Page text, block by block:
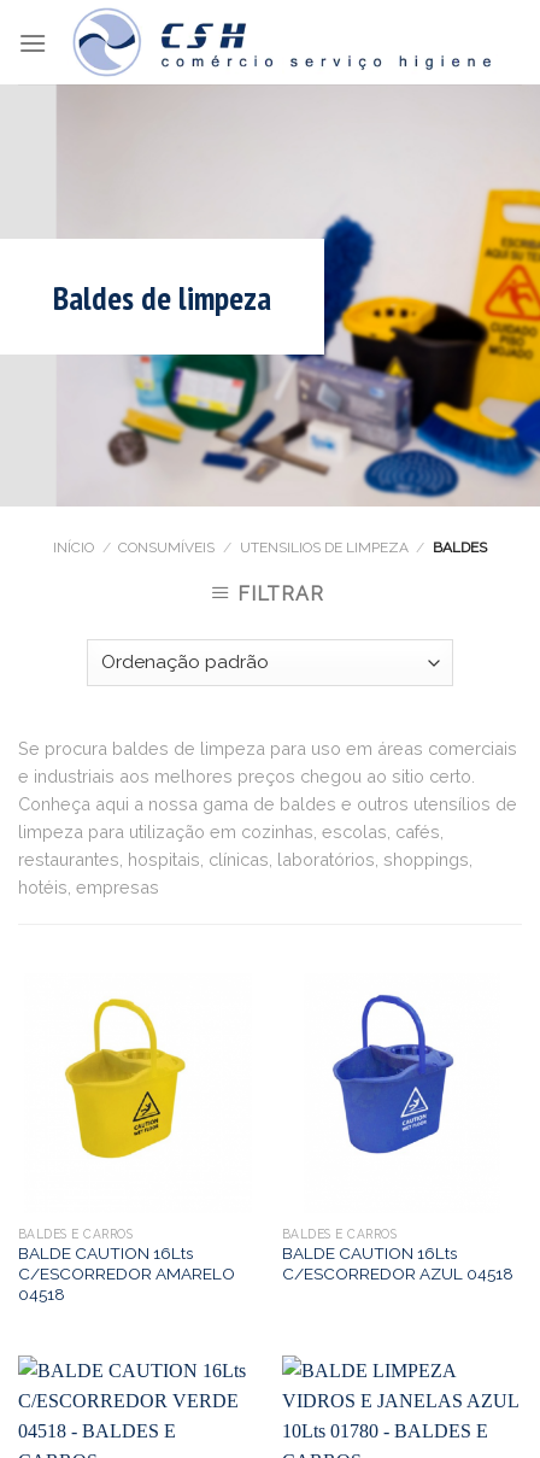
Baldes de limpeza
INÍCIO / CONSUMÍVEIS / UTENSILIOS DE LIMPEZA / BALDES
FILTRAR
Se procura baldes de limpeza para uso em áreas comerciais
e industriais aos melhores preços chegou ao sitio certo.
Conheça aqui a nossa gama de baldes e outros utensílios de
limpeza para utilização em cozinhas, escolas, cafés,
restaurantes, hospitais, clínicas, laboratórios, shoppings,
hotéis, empresas
BALDES E CARROS
BALDE CAUTION 16Lts
C/ESCORREDOR AMARELO
04518
BALDES E CARROS
BALDE CAUTION 16Lts
C/ESCORREDOR AZUL 04518